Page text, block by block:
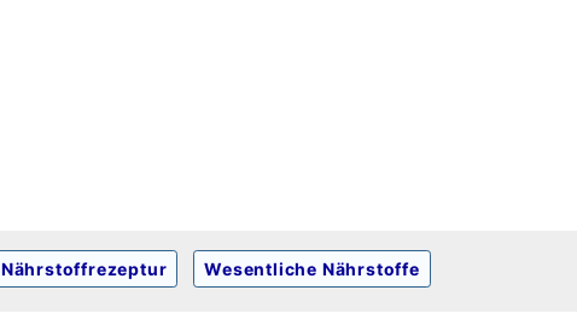
Nährstoffrezeptur Wesentliche Nährstoffe